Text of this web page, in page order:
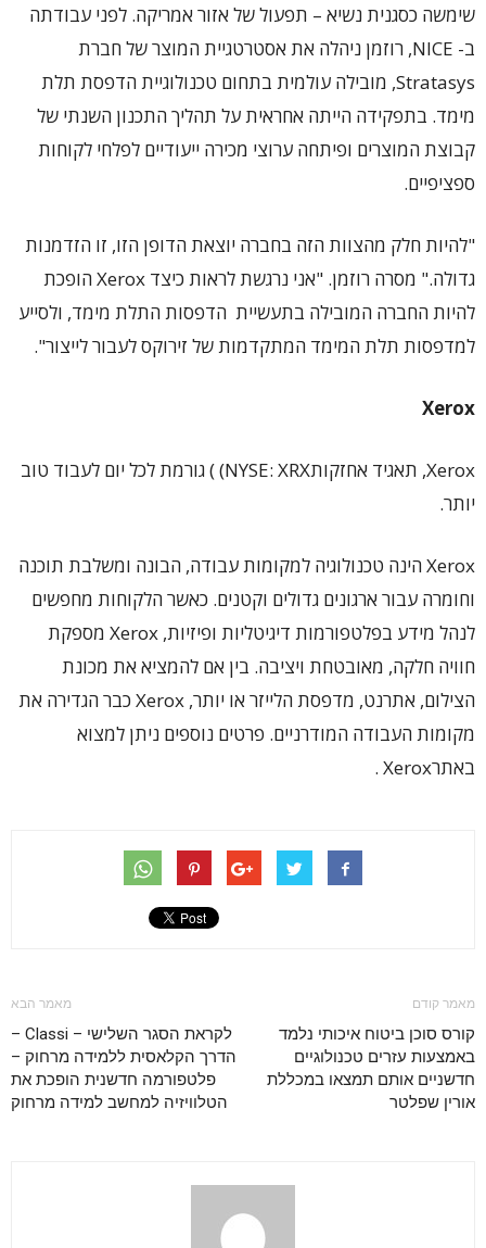
שימשה כסגנית נשיא – תפעול של אזור אמריקה. לפני עבודתה
ב- NICE, רוזמן ניהלה את אסטרטגיית המוצר של חברת
Stratasys, מובילה עולמית בתחום טכנולוגיית הדפסת תלת
מימד. בתפקידה הייתה אחראית על תהליך התכנון השנתי של
קבוצת המוצרים ופיתחה ערוצי מכירה ייעודיים לפלחי לקוחות
ספציפיים.
"להיות חלק מהצוות הזה בחברה יוצאת הדופן הזו, זו הזדמנות
גדולה." מסרה רוזמן. "אני נרגשת לראות כיצד Xerox הופכת
להיות החברה המובילה בתעשיית הדפסות התלת מימד, ולסייע
למדפסות תלת המימד המתקדמות של זירוקס לעבור לייצור".
Xerox
Xerox, תאגיד אחזקותNYSE: XRX) ) גורמת לכל יום לעבוד טוב
יותר.
Xerox הינה טכנולוגיה למקומות עבודה, הבונה ומשלבת תוכנה
וחומרה עבור ארגונים גדולים וקטנים. כאשר הלקוחות מחפשים
לנהל מידע בפלטפורמות דיגיטליות ופיזיות, Xerox מספקת
חוויה חלקה, מאובטחת ויציבה. בין אם להמציא את מכונת
הצילום, אתרנט, מדפסת הלייזר או יותר, Xerox כבר הגדירה את
מקומות העבודה המודרניים. פרטים נוספים ניתן למצוא
באתרXerox .
מאמר קודם
קורס סוכן ביטוח איכותי נלמד
באמצעות עזרים טכנולוגיים
חדשניים אותם תמצאו במכללת
אורין שפלטר
מאמר הבא
לקראת הסגר השלישי – Classi –
הדרך הקלאסית ללמידה מרחוק –
פלטפורמה חדשנית הופכת את
הטלוויזיה למחשב למידה מרחוק